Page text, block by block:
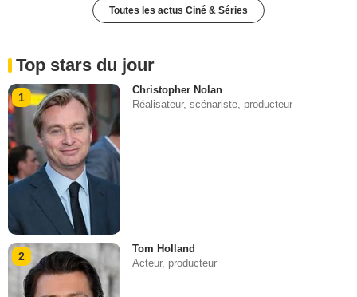
Toutes les actus Ciné & Séries
Top stars du jour
1
Christopher Nolan
Réalisateur, scénariste, producteur
2
Tom Holland
Acteur, producteur